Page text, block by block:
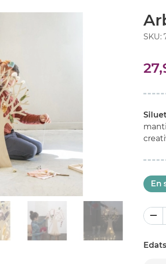
SKU:
En